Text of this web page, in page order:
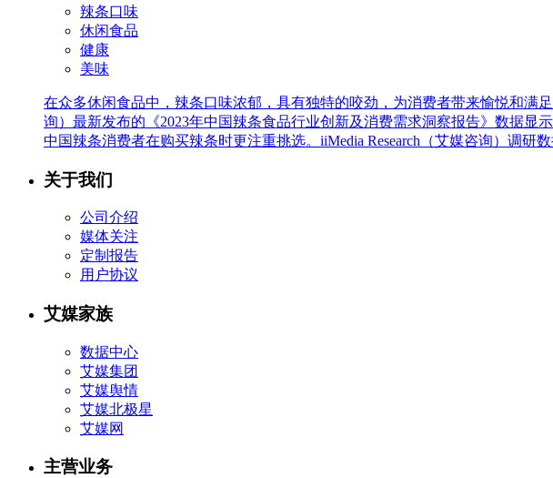
辣条口味
休闲食品
健康
美味
在众多休闲食品中，辣条口味浓郁，具有独特的咬劲，为消费者带来愉悦和满
询）最新发布的《2023年中国辣条食品行业创新及消费需求洞察报告》数据显
中国辣条消费者在购买辣条时更注重挑选。iiMedia Research（艾媒咨询）调研
关于我们
公司介绍
媒体关注
定制报告
用户协议
艾媒家族
数据中心
艾媒集团
艾媒舆情
艾媒北极星
艾媒网
主营业务